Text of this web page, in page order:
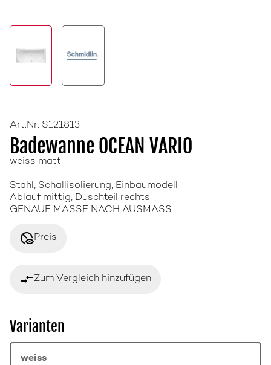
Art.Nr. S121813
Badewanne OCEAN VARIO
weiss matt
Stahl, Schallisolierung, Einbaumodell
Ablauf mittig, Duschteil rechts
GENAUE MASSE NACH AUSMASS
disabled_visiblePreis
compare_arrowsZum Vergleich hinzufügen
Varianten
weiss